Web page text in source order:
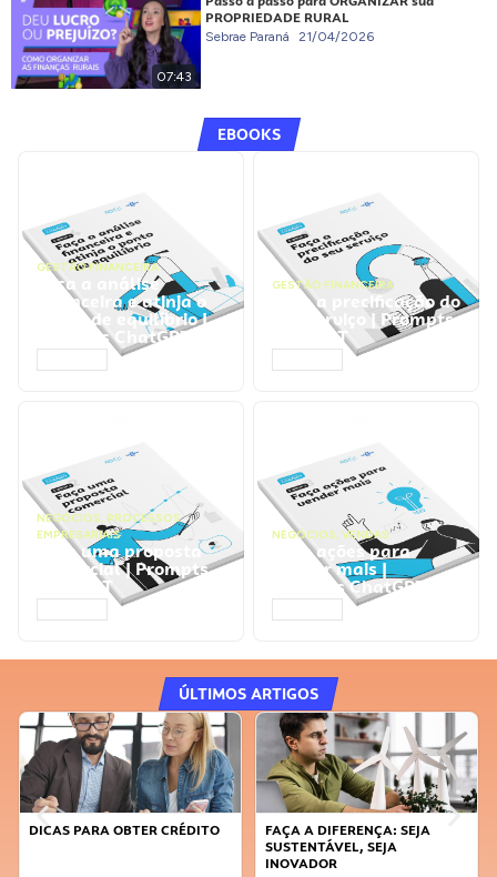
07:43
PROPRIEDADE RURAL
Sebrae Paraná 21/04/2026
EBOOKS
GESTÃO FINANCEIRA
Faça a análise
financeira e atinja o
ponto de equilíbrio |
Prompts ChatGPT
GESTÃO FINANCEIRA
Faça a precificação do
seu serviço | Prompts
ChatGPT
NEGÓCIOS, PROCESSOS
EMPRESARIAIS
Faça uma proposta
comercial | Prompts
ChatGPT
NEGÓCIOS, VENDAS
Faça ações para
vender mais |
Prompts ChatGPT
ÚLTIMOS ARTIGOS
DICAS PARA OBTER CRÉDITO
FAÇA A DIFERENÇA: SEJA
SUSTENTÁVEL, SEJA
INOVADOR